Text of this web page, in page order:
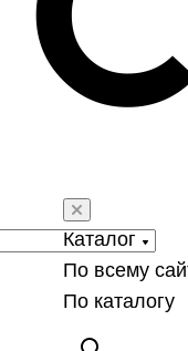
Каталог
По всему
По каталогу